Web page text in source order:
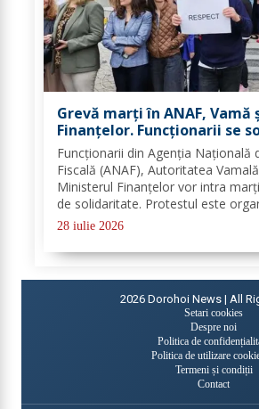
Grevă marți în ANAF,
Finanțelor. Funcționarii se
protestul din sănătate
Funcționarii din Agenția Națională
Fiscală (ANAF), Autoritatea
Ministerul Finanțelor vor intra
de solidaritate. Protestul este
proiectului noii legi a salarizării și
28 iulie 2026
2026 Dorohoi News | All
Setari cookies
Despre noi
Politica de
Politica de utilizare
Termeni și condiții
Contact